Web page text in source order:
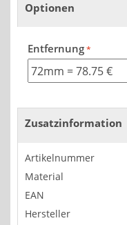
Optionen
Entfernung
Zusatzinformation
Artikelnummer
Material
EAN
Hersteller